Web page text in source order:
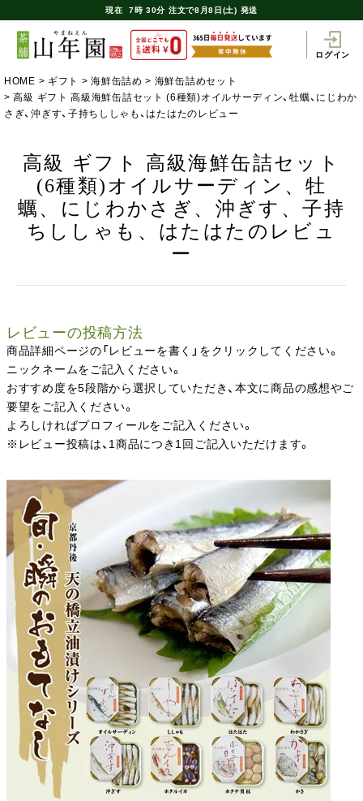
現在 7時 30分 注文で8月8日(土) 発送
ログイン
HOME ギフト 海鮮缶詰め
海鮮缶詰めセット
高級 ギフト 高級海鮮缶詰セット (6種類)オイルサーディン、牡蠣、にじわか
さぎ、沖ぎす、子持ちししゃも、はたはたのレビュー
高級 ギフト 高級海鮮缶詰セット
(6種類)オイルサーディン、牡
蠣、にじわかさぎ、沖ぎす、子持
ちししゃも、はたはたのレビュ
ー
レビューの投稿方法
商品詳細ページの「レビューを書く」をクリックしてください。
ニックネームをご記入ください。
おすすめ度を5段階から選択していただき、本文に商品の感想やご
要望をご記入ください。
よろしければプロフィールをご記入ください。
※レビュー投稿は、1商品につき1回ご記入いただけます。